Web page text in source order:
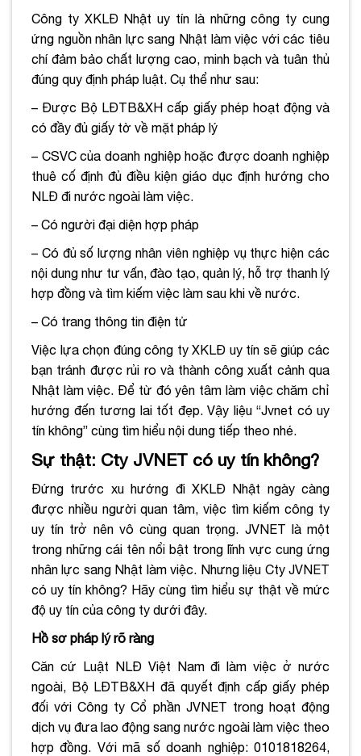
Công ty XKLĐ Nhật uy tín là những công ty cung
ứng nguồn nhân lực sang Nhật làm việc với các tiêu
chí đảm bảo chất lượng cao, minh bạch và tuân thủ
đúng quy định pháp luật. Cụ thể như sau:
– Được Bộ LĐTB&XH cấp giấy phép hoạt động và
có đầy đủ giấy tờ về mặt pháp lý
– CSVC của doanh nghiệp hoặc được doanh nghiệp
thuê cố định đủ điều kiện giáo dục định hướng cho
NLĐ đi nước ngoài làm việc.
– Có người đại diện hợp pháp
– Có đủ số lượng nhân viên nghiệp vụ thực hiện các
nội dung như tư vấn, đào tạo, quản lý, hỗ trợ thanh lý
hợp đồng và tìm kiếm việc làm sau khi về nước.
– Có trang thông tin điện tử
Việc lựa chọn đúng công ty XKLĐ uy tín sẽ giúp các
bạn tránh được rủi ro và thành công xuất cảnh qua
Nhật làm việc. Để từ đó yên tâm làm việc chăm chỉ
hướng đến tương lai tốt đẹp. Vậy liệu “Jvnet có uy
tín không” cùng tìm hiểu nội dung tiếp theo nhé.
Sự thật: Cty JVNET có uy tín không?
Đứng trước xu hướng đi XKLĐ Nhật ngày càng
được nhiều người quan tâm, việc tìm kiếm công ty
uy tín trở nên vô cùng quan trọng. JVNET là một
trong những cái tên nổi bật trong lĩnh vực cung ứng
nhân lực sang Nhật làm việc. Nhưng liệu Cty JVNET
có uy tín không? Hãy cùng tìm hiểu sự thật về mức
độ uy tín của công ty dưới đây.
Hồ sơ pháp lý rõ ràng
Căn cứ Luật NLĐ Việt Nam đi làm việc ở nước
ngoài, Bộ LĐTB&XH đã quyết định cấp giấy phép
đối với Công ty Cổ phần JVNET trong hoạt động
dịch vụ đưa lao động sang nước ngoài làm việc theo
hợp đồng. Với mã số doanh nghiệp: 0101818264,